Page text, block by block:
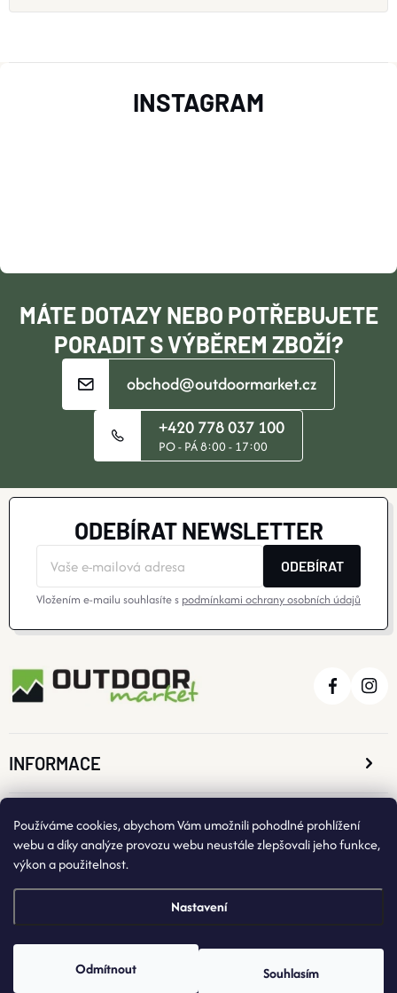
Používáme cookies, abychom Vám umožnili pohodlné prohlížení
webu a díky analýze provozu webu neustále zlepšovali jeho funkce,
výkon a použitelnost.
Nastavení
Odmítnout Souhlasím
T
MÁTE DOTAZY NEBO POTŘEBUJETE
PORADIT S VÝBĚREM ZBOŽÍ?
obchod@outdoormarket.cz
+420 778 037 100
PO - PÁ 8:00 - 17:00
INSTAGRAM
ODEBÍRAT NEWSLETTER
ODEBÍRAT
Vložením e-mailu souhlasíte s podmínkami ochrany osobních údajů
INFORMACE
O NÁKUPU
Copyright 2026OutdoorMarket . Všechna práva vyhrazena.